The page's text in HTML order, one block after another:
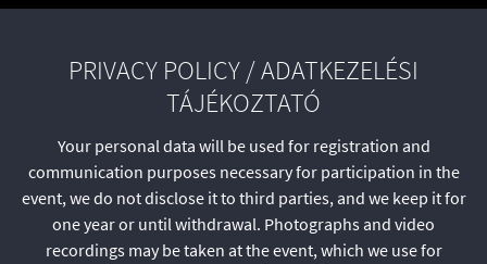
PRIVACY POLICY / ADATKEZELÉSI
TÁJÉKOZTATÓ
Your personal data will be used for registration and
communication purposes necessary for participation in the
event, we do not disclose it to third parties, and we keep it for
one year or until withdrawal. Photographs and video
recordings may be taken at the event, which we use for